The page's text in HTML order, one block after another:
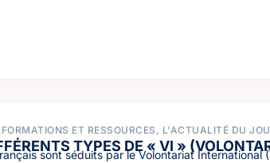
ET RESSOURCES, L'ACTUALITÉ DU
TYPES DE « VI »
sont séduits par le Volontariat International